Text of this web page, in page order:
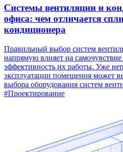
Системы вентиляции и
офиса: чем отличается
кондиционера
Правильный выбор систем
напрямую влияет на самочувствие
эффективность их работы. Уже
эксплуатации помещения может
выбора оборудования систем
#Проектирование